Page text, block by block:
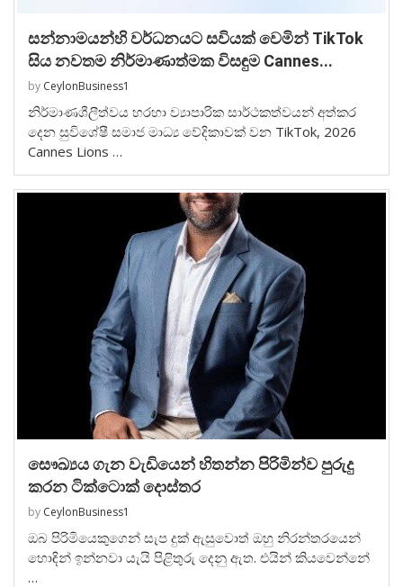
සන්නාමයන්හි වර්ධනයට සවියක් වෙමින් TikTok
සිය නවතම නිර්මාණාත්මක විසඳුම Cannes...
by CeylonBusiness1
නිර්මාණශීලීත්වය හරහා ව්‍යාපාරික සාර්ථකත්වයන් අත්කර
දෙන සුවිශේෂී සමාජ මාධ්‍ය වේදිකාවක් වන TikTok, 2026
Cannes Lions …
සෞඛ්‍යය ගැන වැඩියෙන් හිතන්න පිරිමින්ව පුරුදු
කරන ටික්ටොක් දොස්තර
by CeylonBusiness1
ඔබ පිරිමියෙකුගෙන් සැප දුක් ඇසුවොත් ඔහු නිරන්තරයෙන්
හොඳින් ඉන්නවා යැයි පිළිතුරු දෙනු ඇත. එයින් කියවෙන්නේ
…